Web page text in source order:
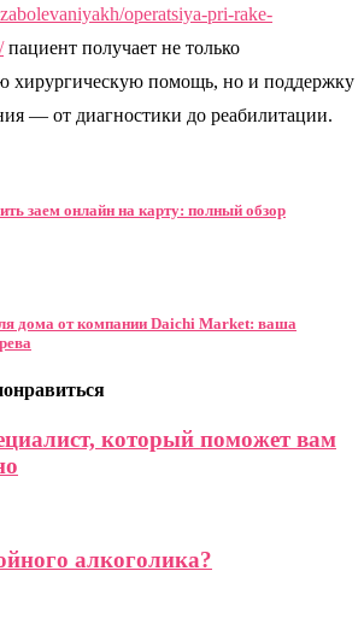
operatsiya-pri-rake-
пациент получает не только
хирургическую помощь, но и поддержку
— от диагностики до реабилитации.
заем онлайн на карту: полный обзор
дома от компании Daichi Market: ваша
который поможет вам
алкоголика?